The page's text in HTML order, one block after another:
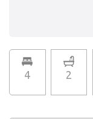
4 2